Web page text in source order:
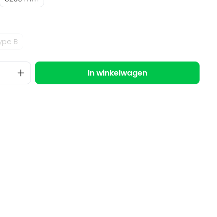
B
In winkelwagen